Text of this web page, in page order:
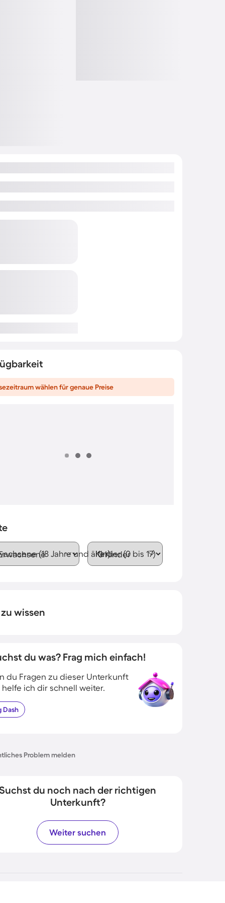
wählen für genaue Preise
(18 Jahre und älter)Kinder (0 bis 17)
wissen
du was? Frag mich einfach!
du Fragen zu dieser Unterkunft
helfe ich dir schnell weiter.
Dash
Problem melden
du noch nach der richtigen
Unterkunft?
Weiter suchen